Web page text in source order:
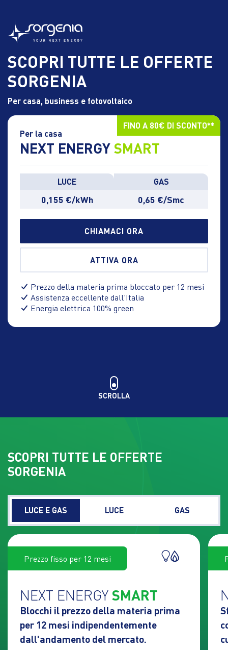
contenuto
principale
SCOPRI TUTTE LE OFFERTE
SORGENIA
Per casa, business e fotovoltaico
FINO A 80€ DI SCONTO**
Per la casa
NEXT ENERGYSMART
LUCE
0,155 €/kWh
GAS
0,65 €/Smc
CHIAMACI ORA
ATTIVA ORA
Prezzo della materia prima bloccato per 12 mesi
Assistenza eccellente dall'Italia
Energia elettrica 100% green
SCROLLA
SCOPRI TUTTE LE OFFERTE
SORGENIA
LUCE E GAS LUCE GAS
Prezzo fisso per 12 mesi
NEXT ENERGYSMART
Blocchi il prezzo della materia prima
per 12 mesi indipendentemente
dall'andamento del mercato.